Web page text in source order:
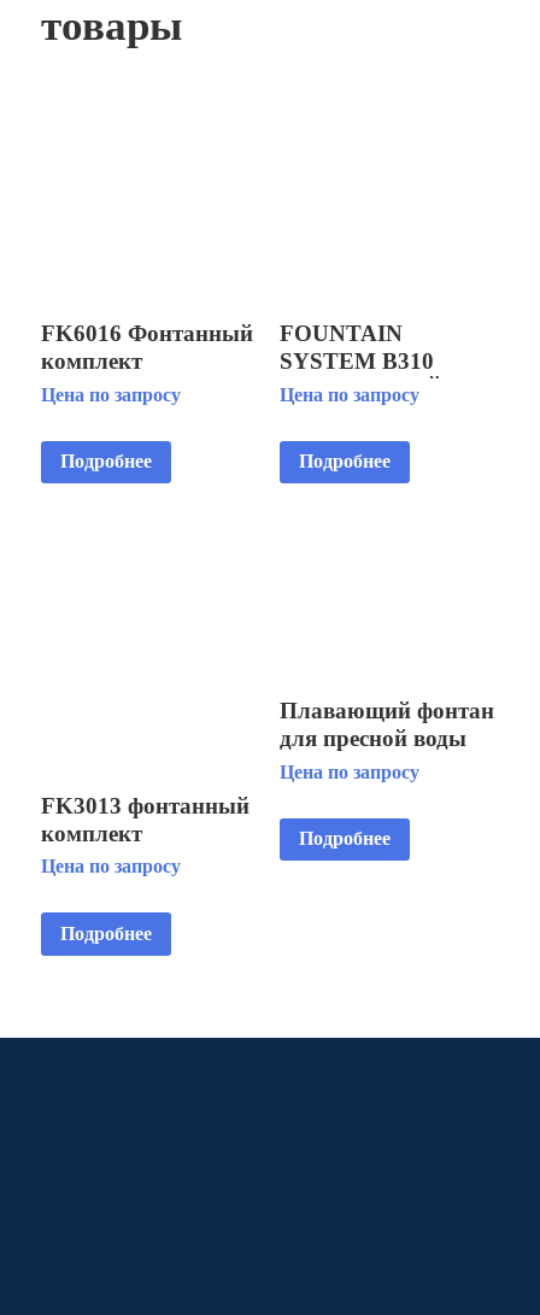
товары
FK6016 Фонтанный
комплект
Цена по запросу
Подробнее
FOUNTAIN
SYSTEM B310
ФОНТАННЫЙ
Цена по запросу
Подробнее
FK3013 фонтанный
комплект
Цена по запросу
Подробнее
Плавающий фонтан
для пресной воды
Цветок
Цена по запросу
Подробнее